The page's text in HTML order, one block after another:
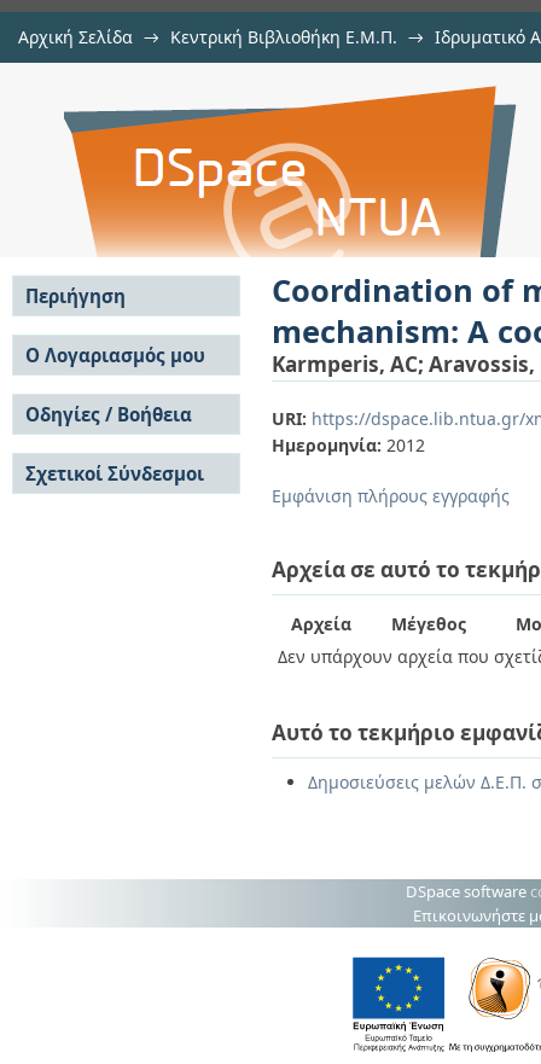
Αρχική Σελίδα → Κεντρική Βιβλιοθήκη Ε.Μ.Π. → Ιδρυματικό
Coordination of multi-agents
cooperative game theory approach
Coordination of
mechanism: A
Karmperis, AC; Aravossis,
URI: https://dspace.lib.ntua.gr/
Ημερομηνία: 2012
Εμφάνιση πλήρους εγγραφής
Αρχεία σε αυτό το
Αρχεία Μέγεθος
Δεν υπάρχουν αρχεία που
Αυτό το τεκμήριο
Δημοσιεύσεις μελών Δ.Ε.Π.
Περιήγηση
Σε όλο το DSpace
Κοινότητες & Συλλογές
Ανά Ημερομηνία
Έκδοσης
Συγγραφείς
Τίτλοι
Θέματα
Ο Λογαριασμός μου
Σύνδεση
Εγγραφή
Οδηγίες / Βοήθεια
Οδηγίες Υποβολής
Οδηγίες Χρήσης ΙΑ
Συχνές Ερωτήσεις
Σχετικοί Σύνδεσμοι
DSpace software
Επικοινωνήστε